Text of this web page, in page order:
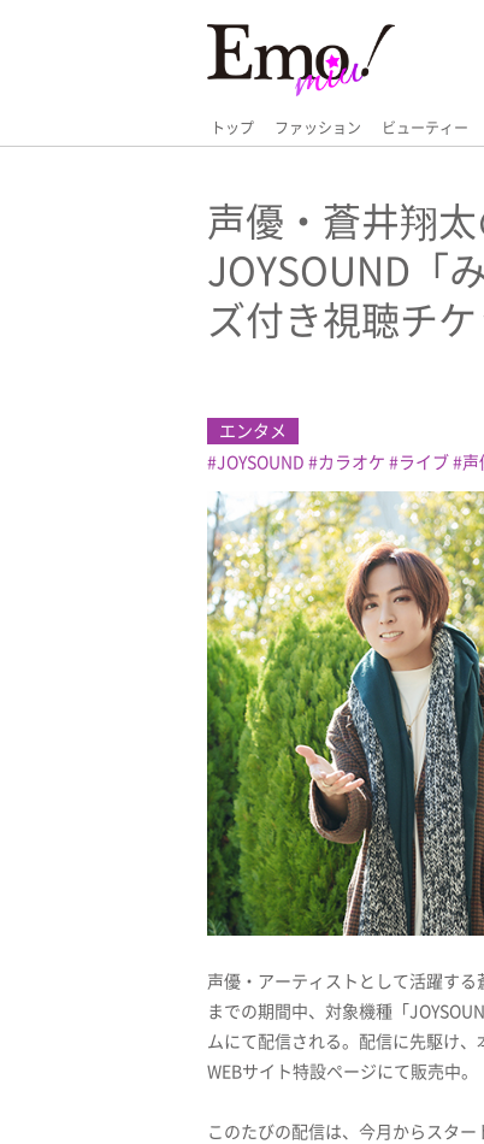
トップ ファッション ビューティー
声優・蒼井翔
JOYSOUND「
ズ付き視聴チ
エンタメ
JOYSOUND
カラオケ ライブ 声
声優・アーティストとして活躍す
までの期間中、対象機種「
ムにて配信される。配信に先駆け
WEBサイト特設ページにて販売中。
このたびの配信は、今月からスター